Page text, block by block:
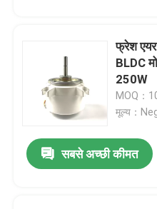
फ्रेश
BLDC
250W
MOQ：
मूल्य：
सबसे अच्छी कीमत